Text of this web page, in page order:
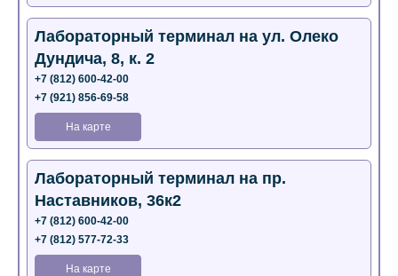
Лабораторный терминал на ул. Олеко
Дундича, 8, к. 2
+7 (812) 600-42-00
+7 (921) 856-69-58
На карте
Лабораторный терминал на пр.
Наставников, 36к2
+7 (812) 600-42-00
+7 (812) 577-72-33
На карте